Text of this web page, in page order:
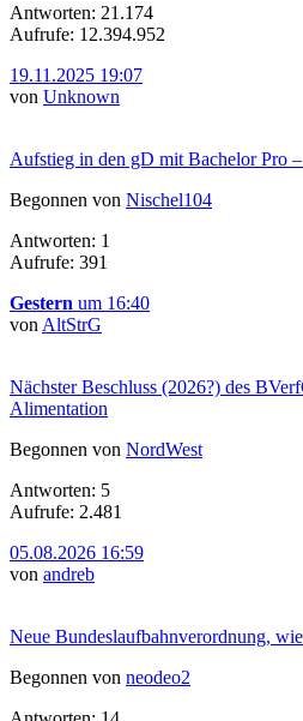
Antworten: 21.174
Aufrufe: 12.394.952
19.11.2025 19:07
von Unknown
Aufstieg in den gD mit Bachelor Pro
Begonnen von Nischel104
Antworten: 1
Aufrufe: 391
Gestern um 16:40
von AltStrG
Nächster Beschluss (2026?) des
Alimentation
Begonnen von NordWest
Antworten: 5
Aufrufe: 2.481
05.08.2026 16:59
von andreb
Neue Bundeslaufbahnverordnung,
Begonnen von neodeo2